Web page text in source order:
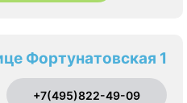
Фортунатовская 1
+7(495)822-49-09